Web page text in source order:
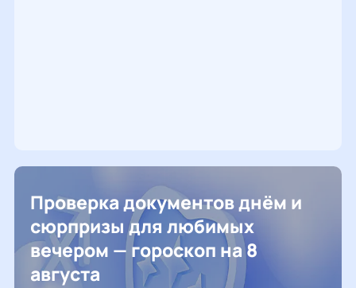
Проверка документов днём и
сюрпризы для любимых
вечером — гороскоп на 8
августа